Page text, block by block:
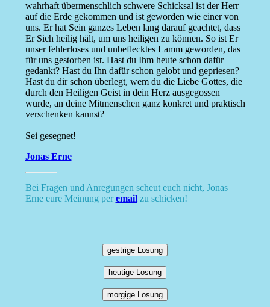
wahrhaft übermenschlich schwere Schicksal ist der Herr
auf die Erde gekommen und ist geworden wie einer von
uns. Er hat Sein ganzes Leben lang darauf geachtet, dass
Er Sich heilig hält, um uns heiligen zu können. So ist Er
unser fehlerloses und unbeflecktes Lamm geworden, das
für uns gestorben ist. Hast du Ihm heute schon dafür
gedankt? Hast du Ihn dafür schon gelobt und gepriesen?
Hast du dir schon überlegt, wem du die Liebe Gottes, die
durch den Heiligen Geist in dein Herz ausgegossen
wurde, an deine Mitmenschen ganz konkret und praktisch
verschenken kannst?
Sei gesegnet!
Jonas Erne
Bei Fragen und Anregungen scheut euch nicht, Jonas
Erne eure Meinung peremailzu schicken!
gestrige Losung
heutige Losung
morgige Losung